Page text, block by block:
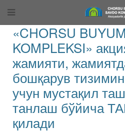
«CHORSU
KOMPLEKSI»
жамияти,
бошқарув
учун мустақил
танлаш бўйича
қилади